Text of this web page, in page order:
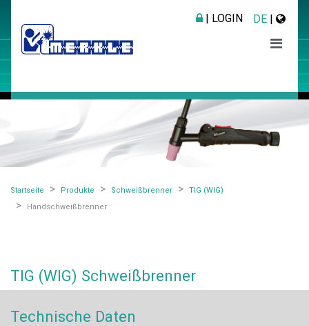
| LOGIN DE |
Startseite Produkte Schweißbrenner
TIG (WIG)
Handschweißbrenner
TIG (WIG) Schweißbrenner
Technische Daten